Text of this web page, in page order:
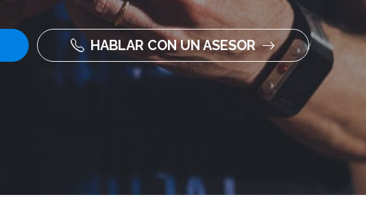
HABLAR CON UN ASESOR